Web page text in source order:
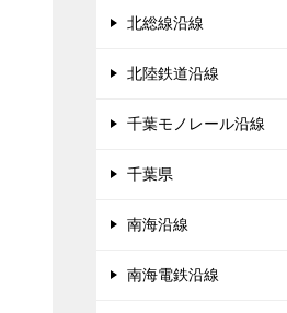
北総線沿線
北陸鉄道沿線
千葉モノレール沿線
千葉県
南海沿線
南海電鉄沿線